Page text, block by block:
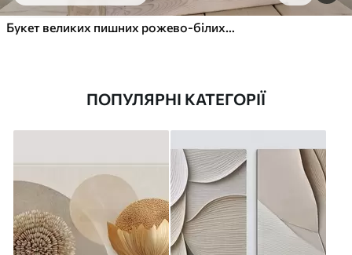
Букет великих пишних рожево-білих квітів півонії із зеленим листям на м’якому розмитому фоні
ПОПУЛЯРНІ КАТЕГОРІЇ